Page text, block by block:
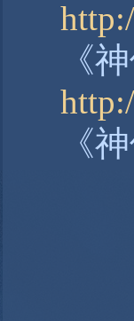
《
《